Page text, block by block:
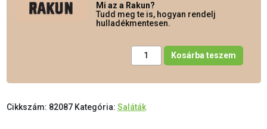
Mi az a Rakun?
Tudd meg te is, hogyan rendelj
hulladékmentesen.
Rió mennyiségKosárba teszem
Cikkszám: 82087 Kategória: Saláták